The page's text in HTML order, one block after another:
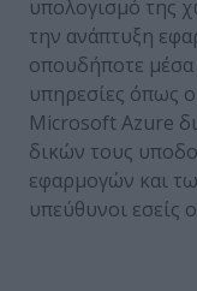
υπολογισμό της
την ανάπτυξη
οπουδήποτε μέσα
υπηρεσίες όπως
Microsoft Azure
δικών τους
εφαρμογών και
υπεύθυνοι εσείς